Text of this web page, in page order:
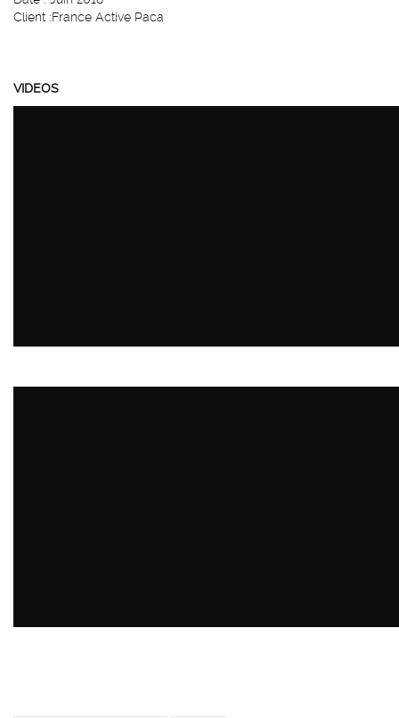
Client :France Active Paca
VIDEOS